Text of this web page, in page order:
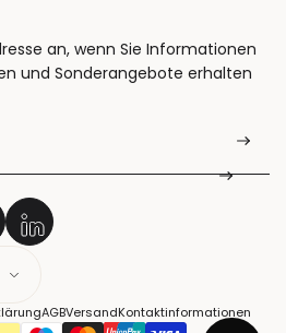
an, wenn Sie Informationen
und Sonderangebote erhalten
AGBVersandKontaktinformationen